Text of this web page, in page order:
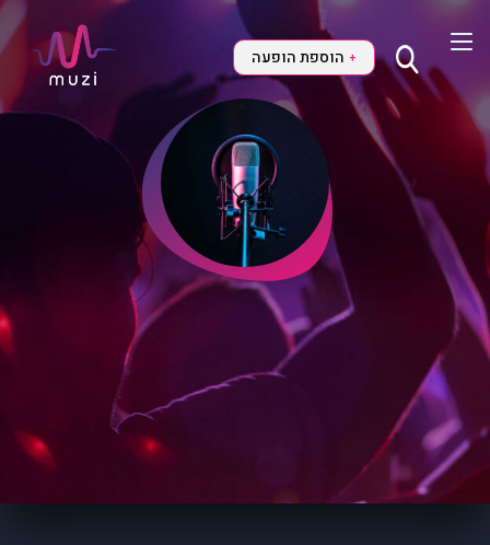
+ הוספת הופעה